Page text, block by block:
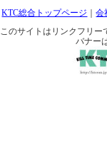
KTC総合トップページ
｜会
このサイトはリンクフリー
バナー